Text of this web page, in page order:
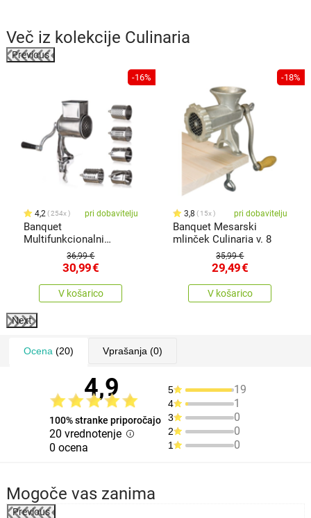
Več iz kolekcije Culinaria
Previous
-16%
4,2 254x pri dobavitelju
Banquet
Multifunkcionalni
mlinček Culinaria 5v1,28
36,99 €
30,99€
V košarico
-18%
3,8 15x pri dobavitelju
Banquet Mesarski
mlinček Culinaria v. 8
35,99 €
29,49€
V košarico
Next
Ocena (20) Vprašanja (0)
4,9
100% stranke priporočajo
20 vrednotenje
0 ocena
5 19
4 1
3 0
2 0
1 0
Mogoče vas zanima
Previous